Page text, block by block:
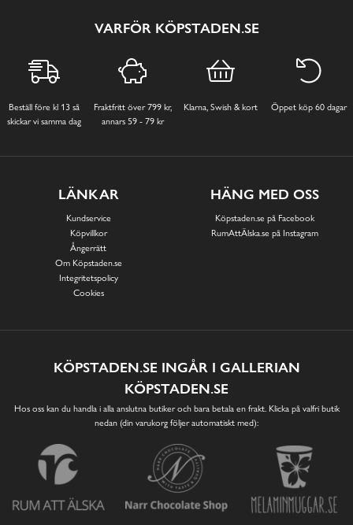
VARFÖR KÖPSTADEN.SE
Beställ före kl 13 så
skickar vi samma dag
Fraktfritt över 799 kr,
annars 59 - 79 kr
Klarna, Swish & kort Öppet köp 60 dagar
LÄNKAR
Kundservice
Köpvillkor
Ångerrätt
Om Köpstaden.se
Integritetspolicy
Cookies
HÄNG MED OSS
Köpstaden.se på Facebook
RumAttÄlska.se på Instagram
KÖPSTADEN.SE INGÅR I GALLERIAN
KÖPSTADEN.SE
Hos oss kan du handla i alla anslutna butiker och bara betala en frakt. Klicka på valfri butik
nedan (din varukorg följer automatiskt med):